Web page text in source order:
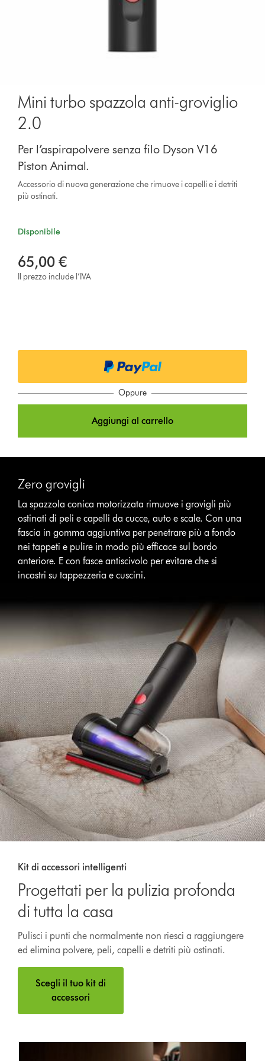
Mini turbo spazzola anti-groviglio
2.0
Per l’aspirapolvere senza filo Dyson V16
Piston Animal.
Accessorio di nuova generazione che rimuove i capelli e i detriti
più ostinati.
Disponibile
65,00 €
Il prezzo include l’IVA
Oppure
Aggiungi al carrello
Zero grovigli
La spazzola conica motorizzata rimuove i grovigli più
ostinati di peli e capelli da cucce, auto e scale. Con una
fascia in gomma aggiuntiva per penetrare più a fondo
nei tappeti e pulire in modo più efficace sul bordo
anteriore. E con fasce antiscivolo per evitare che si
incastri su tappezzeria e cuscini.
Kit di accessori intelligenti
Progettati per la pulizia profonda
di tutta la casa
Pulisci i punti che normalmente non riesci a raggiungere
ed elimina polvere, peli, capelli e detriti più ostinati.
Scegli il tuo kit di
accessori